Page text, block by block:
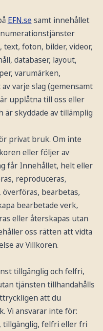
EFN.sesamt innehållet
foton, bilder, videor,
databaser, layout,
varumärken,
varje slag (gemensamt
upplåtna till oss eller
skyddade av tillämplig
privat bruk. Om inte
eller följer av
får Innehållet, helt eller
reproduceras,
bearbetas,
bearbetade verk,
eller återskapas utan
oss rätten att vidta
av Villkoren.
tillgänglig och felfri,
tjänsten tillhandahålls
att du
Vi ansvarar inte för:
tillgänglig, felfri eller fri